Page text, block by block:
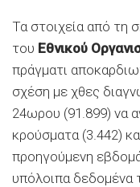
Τα στοιχεία από τη
του Εθνικού
πράγματι
σχέση με χθες
24ωρου (91.899) να
κρούσματα (3.442)
προηγούμενη
υπόλοιπα δεδομένα